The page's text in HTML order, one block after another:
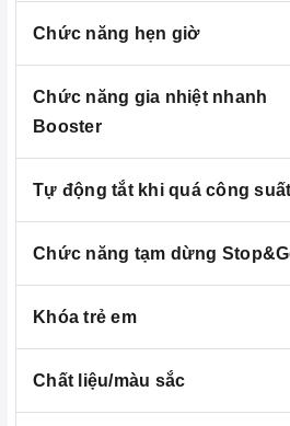
- Chức năng cảnh báo đang nấu
- Chức năng cảnh báo nồi không
=> Xem thêm: Một số tiện ích
hiện nay
Homebest
Trung tâm bảo trì - sửa
cao cấp tại
Chức năng hẹn giờ
Chức năng gia nhiệt nhanh
Booster
Tự động tắt khi quá công suất
Chức năng tạm dừng
Khóa trẻ em
Chất liệu/màu sắc